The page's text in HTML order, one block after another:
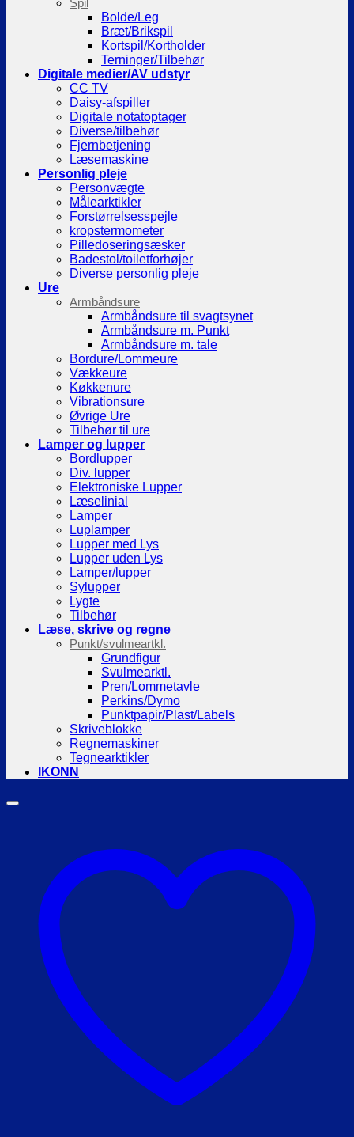
Spil
Bolde/Leg
Bræt/Brikspil
Kortspil/Kortholder
Terninger/Tilbehør
Digitale medier/AV udstyr
CC TV
Daisy-afspiller
Digitale notatoptager
Diverse/tilbehør
Fjernbetjening
Læsemaskine
Personlig pleje
Personvægte
Målearktikler
Forstørrelsesspejle
kropstermometer
Pilledoseringsæsker
Badestol/toiletforhøjer
Diverse personlig pleje
Ure
Armbåndsure
Armbåndsure til svagtsynet
Armbåndsure m. Punkt
Armbåndsure m. tale
Bordure/Lommeure
Vækkeure
Køkkenure
Vibrationsure
Øvrige Ure
Tilbehør til ure
Lamper og lupper
Bordlupper
Div. lupper
Elektroniske Lupper
Læselinial
Lamper
Luplamper
Lupper med Lys
Lupper uden Lys
Lamper/lupper
Sylupper
Lygte
Tilbehør
Læse, skrive og regne
Punkt/svulmeartkl.
Grundfigur
Svulmearktl.
Pren/Lommetavle
Perkins/Dymo
Punktpapir/Plast/Labels
Skriveblokke
Regnemaskiner
Tegnearktikler
IKONN